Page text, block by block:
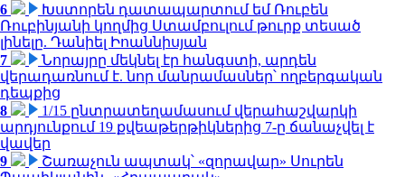
6
Խստորեն դատապարտում եմ Ռուբեն
Ռուբինյանի կողմից Ստամբուլում թուրք տեսած
լինելը. Դանիել Իոաննիսյան
7
Նորայրը մեկնել էր հանգստի, արդեն
վերադառնում է. նոր մանրամասներ՝ ողբերգական
դեպքից
8
1/15 ընտրատեղամասում վերահաշվարկի
արդյունքում 19 քվեաթերթիկներից 7-ը ճանաչվել է
վավեր
9
Շառաչուն ապտակ՝ «զորավար» Սուրեն